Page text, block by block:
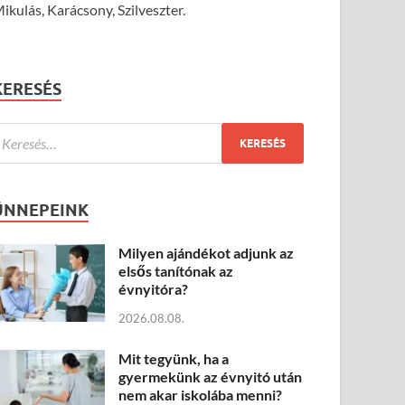
Karácsony, Szilveszter.
Milyen ajándékot adjunk az
elsős tanítónak az
évnyitóra?
2026.08.08.
Mit tegyünk, ha a
gyermekünk az évnyitó után
nem akar iskolába menni?